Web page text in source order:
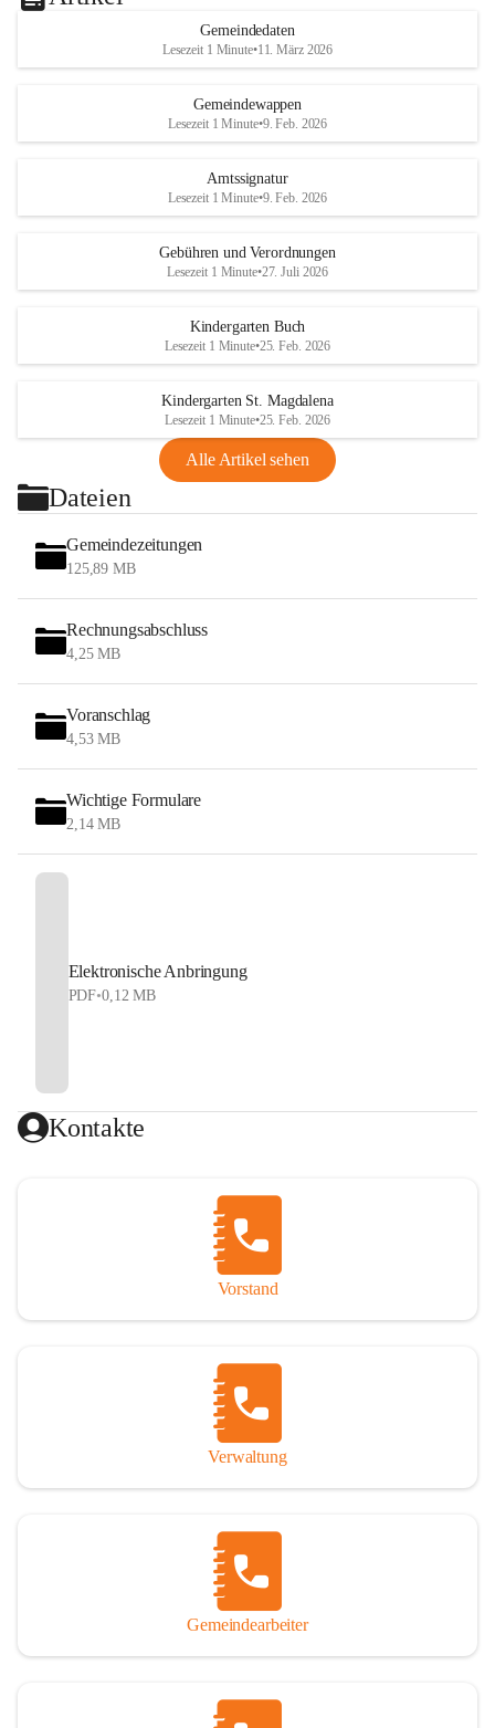
Gemeindedaten
Lesezeit 1 Minute•11. März 2026
Gemeindewappen
Lesezeit 1 Minute•9. Feb. 2026
Amtssignatur
Lesezeit 1 Minute•9. Feb. 2026
Gebühren und Verordnungen
Lesezeit 1 Minute•27. Juli 2026
Kindergarten Buch
Lesezeit 1 Minute•25. Feb. 2026
Kindergarten St. Magdalena
Lesezeit 1 Minute•25. Feb. 2026
Alle Artikel sehen
Dateien
Gemeindezeitungen
125,89 MB
Rechnungsabschluss
4,25 MB
Voranschlag
4,53 MB
Wichtige Formulare
2,14 MB
Elektronische Anbringung
PDF•0,12 MB
Kontakte
Vorstand
Verwaltung
Gemeindearbeiter